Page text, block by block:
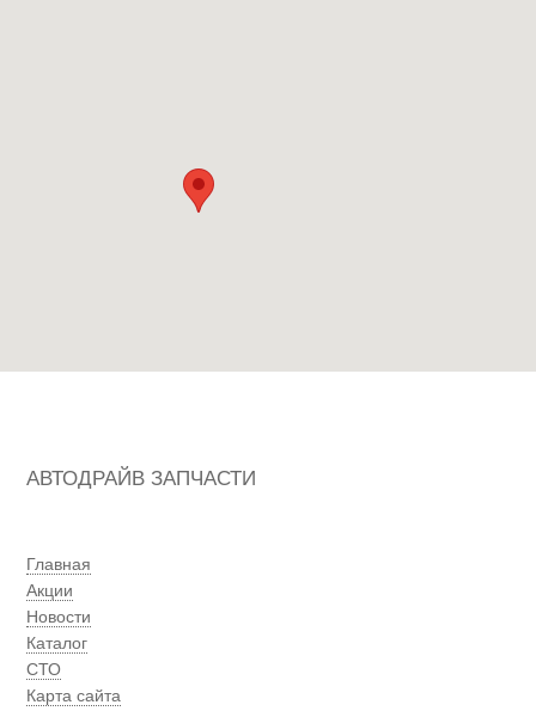
АВТОДРАЙВ ЗАПЧАСТИ
Главная
Акции
Новости
Каталог
СТО
Карта сайта